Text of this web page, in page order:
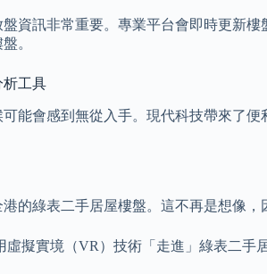
資訊非常重要。專業平台會即時更新
。
析工具
能會感到無從入手。現代科技帶來了
的綠表二手居屋樓盤。這不再是想像，
虛擬實境（VR）技術「走進」綠表二